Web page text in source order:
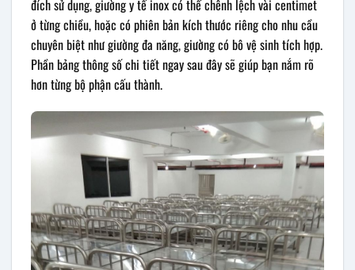
đích sử dụng, giường y tế inox có thể chênh lệch vài centimet
ở từng chiều, hoặc có phiên bản kích thước riêng cho nhu cầu
chuyên biệt như giường đa năng, giường có bô vệ sinh tích hợp.
Phần bảng thông số chi tiết ngay sau đây sẽ giúp bạn nắm rõ
hơn từng bộ phận cấu thành.